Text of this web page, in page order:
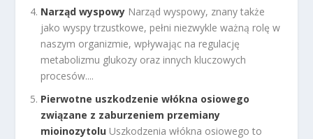
Narząd wyspowy Narząd wyspowy, znany także
jako wyspy trzustkowe, pełni niezwykle ważną rolę w
naszym organizmie, wpływając na regulację
metabolizmu glukozy oraz innych kluczowych
procesów....
Pierwotne uszkodzenie włókna osiowego
związane z zaburzeniem przemiany
mioinozytolu Uszkodzenia włókna osiowego to